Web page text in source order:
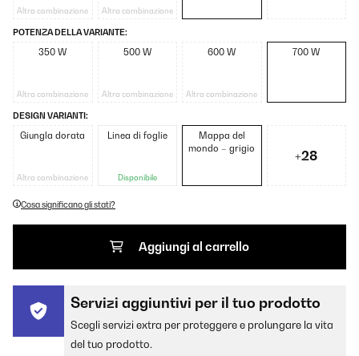
Altra combinazione Altra combinazione
POTENZA DELLA VARIANTE:
350 W
Altra combinazione
500 W
Altra combinazione
600 W
Altra combinazione
700 W
DESIGN VARIANTI:
Giungla dorata
Altra combinazione
Linea di foglie
Disponibile
Mappa del
mondo – grigio
+28
Cosa significano gli stati?
Aggiungi al carrello
Servizi aggiuntivi per il tuo prodotto
Scegli servizi extra per proteggere e prolungare la vita
del tuo prodotto.